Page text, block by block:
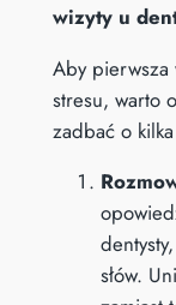
wizyty u
Aby pierwsza
stresu, warto
zadbać o
słów.